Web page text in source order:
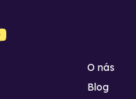
O nás
Blog